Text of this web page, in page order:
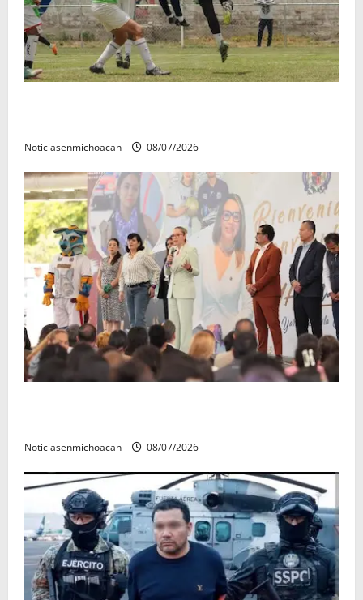
Noticiasenmichoacan 08/07/2026
Noticiasenmichoacan 08/07/2026